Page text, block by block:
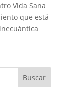
Vida Sana
que está